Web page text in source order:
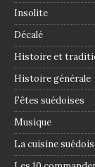
Insolite
Décalé
Histoire et
Histoire générale
Fêtes suédoises
Musique
La cuisine